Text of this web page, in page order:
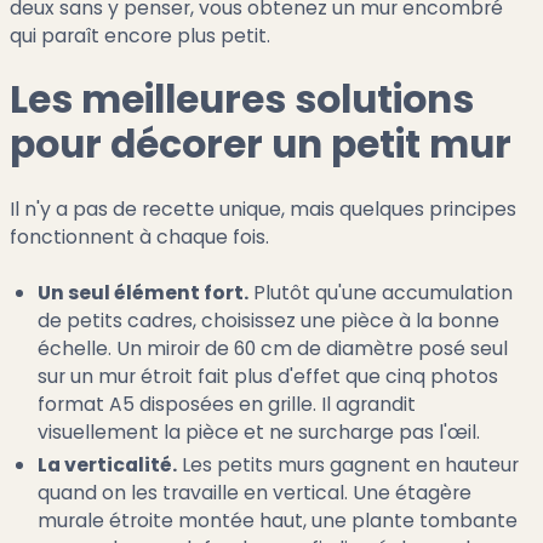
deux sans y penser, vous obtenez un mur encombré
qui paraît encore plus petit.
Les meilleures solutions
pour décorer un petit mur
Il n'y a pas de recette unique, mais quelques principes
fonctionnent à chaque fois.
Un seul élément fort. Plutôt qu'une accumulation
de petits cadres, choisissez une pièce à la bonne
échelle. Un miroir de 60 cm de diamètre posé seul
sur un mur étroit fait plus d'effet que cinq photos
format A5 disposées en grille. Il agrandit
visuellement la pièce et ne surcharge pas l'œil.
La verticalité. Les petits murs gagnent en hauteur
quand on les travaille en vertical. Une étagère
murale étroite montée haut, une plante tombante